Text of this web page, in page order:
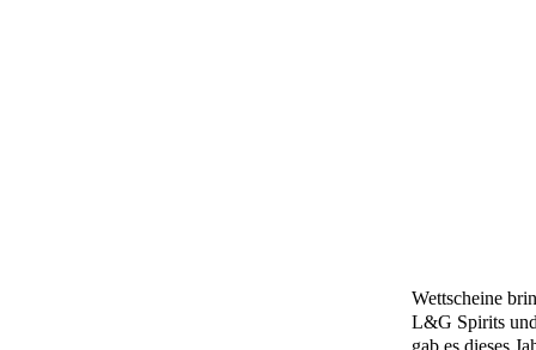
Wettscheine
L&G Spirits